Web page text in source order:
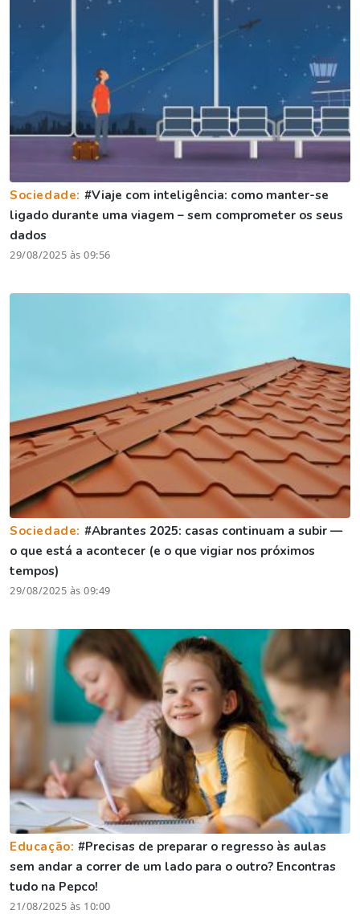
Sociedade: #Viaje com inteligência: como manter-se
ligado durante uma viagem – sem comprometer os seus
dados
29/08/2025 às 09:56
Sociedade: #Abrantes 2025: casas continuam a subir —
o que está a acontecer (e o que vigiar nos próximos
tempos)
29/08/2025 às 09:49
Educação:#Precisas de preparar o regresso às aulas
sem andar a correr de um lado para o outro? Encontras
tudo na Pepco!
21/08/2025 às 10:00